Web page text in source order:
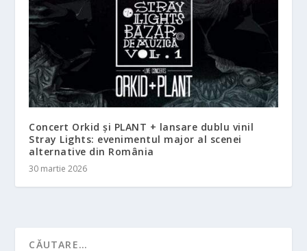
Concert Orkid și PLANT + lansare dublu vinil
Stray Lights: evenimentul major al scenei
alternative din România
30 martie 2026